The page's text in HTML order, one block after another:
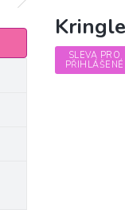
SLEVA PRO
PŘIHLÁŠENÉ